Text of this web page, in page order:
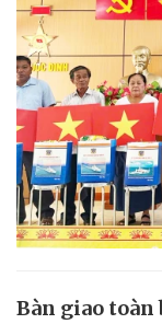
Bàn giao toàn